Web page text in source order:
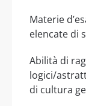
Materie
elencate di
Abilità di
logici/
di cultura